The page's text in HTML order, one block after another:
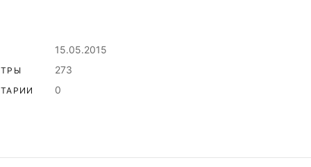
15.05.2015
273
0